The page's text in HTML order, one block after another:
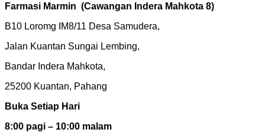
Farmasi Marmin (Cawangan Indera Mahkota 8)
B10 Loromg IM8/11 Desa Samudera,
Jalan Kuantan Sungai Lembing,
Bandar Indera Mahkota,
25200 Kuantan, Pahang
Buka Setiap Hari
8:00 pagi – 10:00 malam